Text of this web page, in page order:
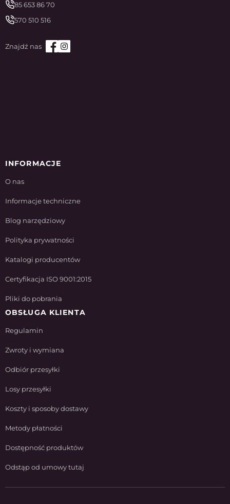
85 653 86 70
570 510 516
INFORMACJE
O nas
Informacje techniczne
Blog narzędziowy
Polityka prywatności
Katalogi producentów
Certyfikacja ISO 9001:2015
Pliki do pobrania
OBSŁUGA KLIENTA
Regulamin
Zwroty i wymiana
Odbiór przesyłki
Losy przesyłki
Koszty i sposoby dostawy
Metody płatności
Dostępność produktów
Odstąp od umowy tutaj